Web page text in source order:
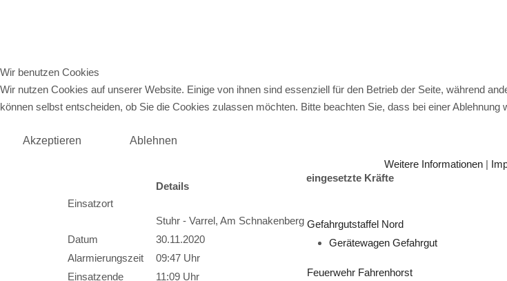
Einsatzort
Details
Stuhr - Varrel, Am Schnakenberg
Datum
30.11.2020
Alarmierungszeit
09:47 Uhr
Einsatzende
11:09 Uhr
eingesetzte Kräfte
Gefahrgutstaffel Nord
Gerätewagen Gefahrgut
Feuerwehr Fahrenhorst
Wir benutzen Cookies
Wir nutzen Cookies auf unserer Website. Einige von ihnen sind essenziell für den Betrieb der Seite, während
können selbst entscheiden, ob Sie die Cookies zulassen möchten. Bitte beachten Sie, dass bei einer
Akzeptieren
Ablehnen
Weitere Informationen |